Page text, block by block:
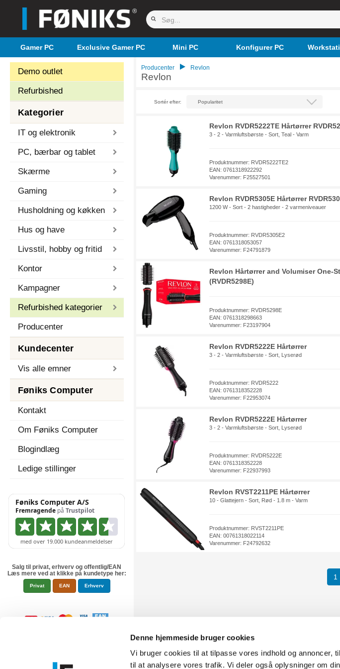
Denne hjemmeside bruger cookies
Vi bruger cookies til at tilpasse vores indhold og annoncer,
til at analysere vores trafik. Vi deler også oplysninger om
Gamer PC Exclusive Gamer PC Mini PC Konfigurer PC
Demo outlet
Refurbished
Kategorier
IT og elektronik
PC, bærbar og tablet
Skærme
Gaming
Husholdning og køkken
Hus og have
Livsstil, hobby og fritid
Kontor
Kampagner
Refurbished kategorier
Producenter
Kundecenter
Vis alle emner
Føniks Computer
Kontakt
Om Føniks Computer
Blogindlæg
Ledige stillinger
Salg til privat, erhverv og offentlig/EAN
Læs mere ved at klikke på kundetype her:
Privat EAN Erhverv
Producenter Revlon
Revlon
Sortér efter:
Revlon RVDR5222TE Hårtørrer
3 - 2 - Varmluftsbørste - Sort, Teal - Varm
Produktnummer: RVDR5222TE2
EAN: 0761318922292
Varenummer: F25527501
Revlon RVDR5305E Hårtørrer
1200 W - Sort - 2 hastigheder - 2 varmeniveauer
Produktnummer: RVDR5305E2
EAN: 0761318053057
Varenummer: F24791879
Revlon Hårtørrer and Volumiser One-
(RVDR5298E)
Produktnummer: RVDR5298E
EAN: 0761318298663
Varenummer: F23197904
Revlon RVDR5222E Hårtørrer
3 - 2 - Varmluftsbørste - Sort, Lyserød
Produktnummer: RVDR5222
EAN: 0761318352228
Varenummer: F22953074
Revlon RVDR5222E Hårtørrer
3 - 2 - Varmluftsbørste - Sort, Lyserød
Produktnummer: RVDR5222E
EAN: 0761318352228
Varenummer: F22937993
Revlon RVST2211PE Hårtørrer
10 - Glattejern - Sort, Rød - 1.8 m - Varm
Produktnummer: RVST2211PE
EAN: 00761318022114
Varenummer: F24792632
1